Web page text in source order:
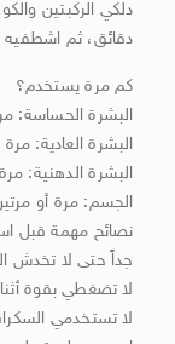
دلكي الركبتين
دقائق، ثم اشطفيه
كم مرة يستخدم؟
البشرة الحساسة:
البشرة العادية:
البشرة الدهنية:
الجسم: مرة أو
نصائح مهمة قبل
جداً حتى لا تخدش
لا تضغطي بقوة
لا تستخدمي